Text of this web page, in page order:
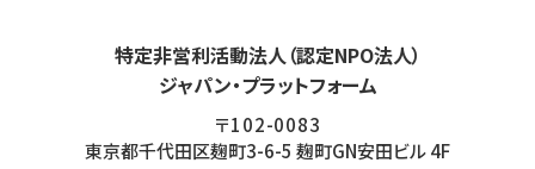
特定非営利活動法人（認定NPO法人）
ジャパン・プラットフォーム
〒102-0083
東京都千代田区麹町3-6-5 麹町GN安田ビル 4F